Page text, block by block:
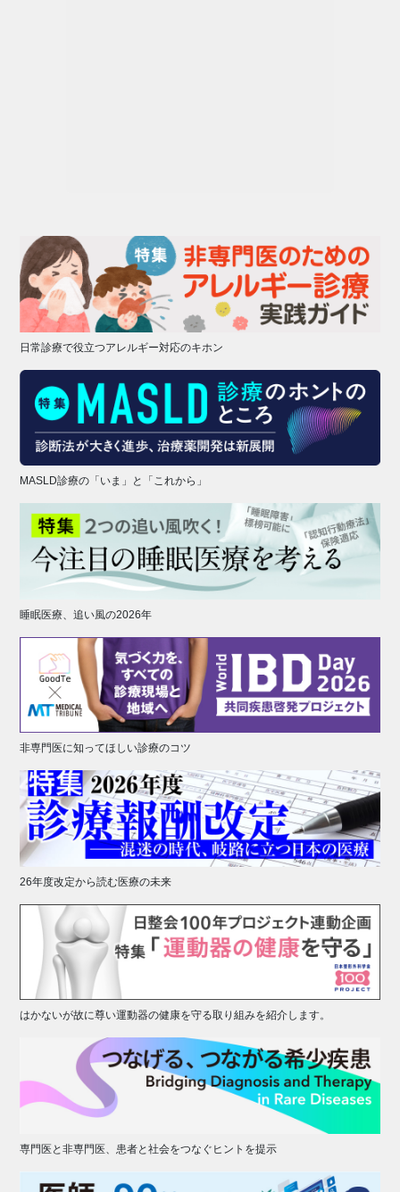
日常診療で役立つアレルギー対応のキホン
MASLD診療の「いま」と「これから」
睡眠医療、追い風の2026年
非専門医に知ってほしい診療のコツ
26年度改定から読む医療の未来
はかないが故に尊い運動器の健康を守る取り組みを紹介します。
専門医と非専門医、患者と社会をつなぐヒントを提示